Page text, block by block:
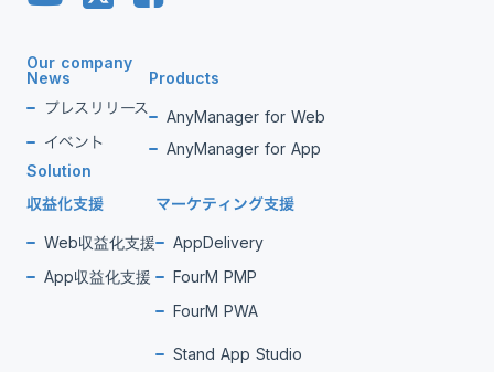
Our company
News
プレスリリース
イベント
Products
AnyManager for Web
AnyManager for App
Solution
収益化支援
Web収益化支援
App収益化支援
マーケティング支援
AppDelivery
FourM PMP
FourM PWA
Stand App Studio